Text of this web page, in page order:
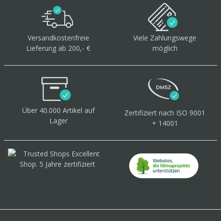
Versandkostenfreie
Lieferung ab 200,- €
Viele Zahlungswege
möglich
Über 40.000 Artikel auf
Lager
Zertifiziert nach ISO 9001
+ 14001